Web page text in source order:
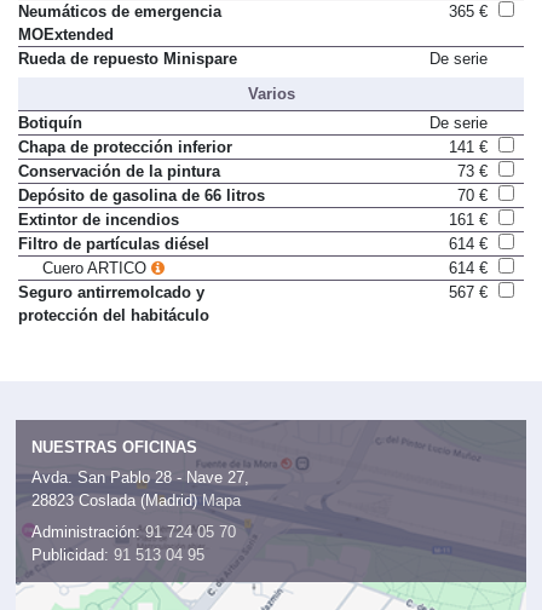
Neumáticos de emergencia
MOExtended
365 €
Rueda de repuesto Minispare
De serie
Varios
Botiquín
De serie
Chapa de protección inferior
141 €
Conservación de la pintura
73 €
Depósito de gasolina de 66 litros
70 €
Extintor de incendios
161 €
Filtro de partículas diésel
614 €
Cuero ARTICO
614 €
Seguro antirremolcado y
protección del habitáculo
567 €
NUESTRAS OFICINAS
Avda. San Pablo 28 - Nave 27,
28823 Coslada (Madrid) Mapa
Administración: 91 724 05 70
Publicidad: 91 513 04 95